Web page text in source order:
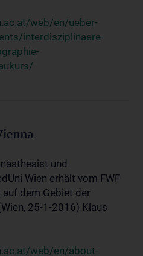
web/en/ueber-
interdisziplinaere-
und
Wien erhält vom FWF
dem Gebiet der
25-1-2016) Klaus
web/en/about-